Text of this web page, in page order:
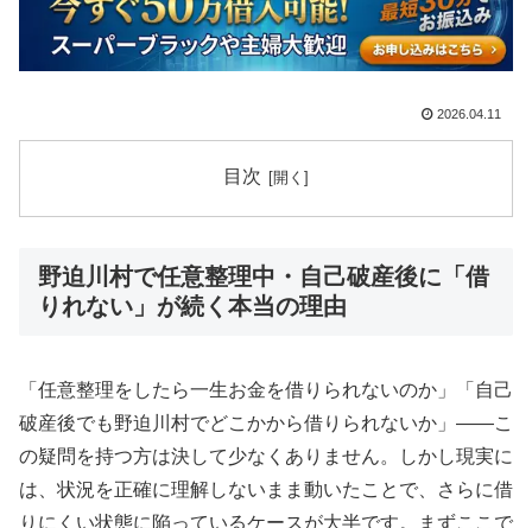
2026.04.11
目次
野迫川村で任意整理中・自己破産後に「借
りれない」が続く本当の理由
「任意整理をしたら一生お金を借りられないのか」「自己
破産後でも野迫川村でどこかから借りられないか」——こ
の疑問を持つ方は決して少なくありません。しかし現実に
は、状況を正確に理解しないまま動いたことで、さらに借
りにくい状態に陥っているケースが大半です。まずここで